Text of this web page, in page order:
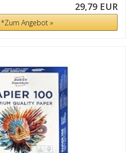
29,79 EUR
*Zum Angebot »